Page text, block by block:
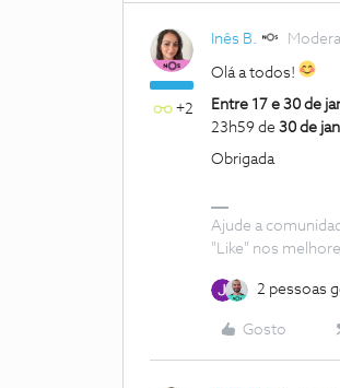
+2
Inês B.
Olá a todos!
Entre 17 e 30 de
23h59 de 30 de
Obrigada
Ajude a
"Like" nos
2 pessoas
Gosto